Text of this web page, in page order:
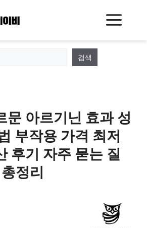
검색
문 아르기닌 효과 성
부작용 가격 최저
후기 자주 묻는 질
정리